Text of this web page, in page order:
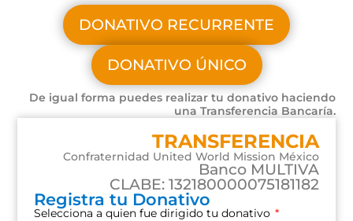
DONATIVO RECURRENTE
DONATIVO ÚNICO
De igual forma puedes realizar tu donativo haciendo
una Transferencia Bancaría.
TRANSFERENCIA
Confraternidad United World Mission México
Banco MULTIVA
CLABE: 132180000075181182
Registra tu Donativo
Selecciona a quien fue dirigido tu donativo